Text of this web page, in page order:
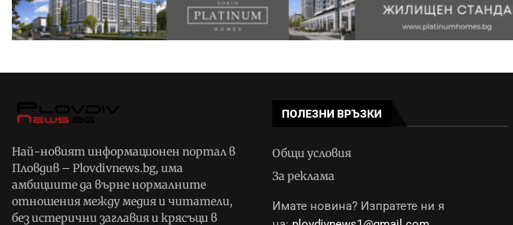
Най-новият информационен портал в
Пловдив – Plovdivnews.bg, има
амбициите да върне нормалните
отношения между медия и читатели,
без истерични заглавия и крясъци в
ПОЛЕЗНИ ВРЪЗКИ
Общи условия
За реклама
Имате новина? Изпратете ни я